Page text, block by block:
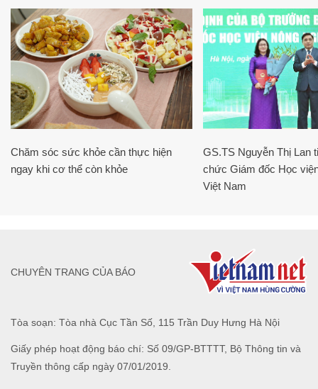
Chăm sóc sức khỏe cần thực hiện
ngay khi cơ thể còn khỏe
GS.TS Nguyễn Thị Lan
chức Giám đốc Học
Việt Nam
Tòa soạn: Tòa nhà Cục Tần Số, 115 Trần Duy Hưng Hà Nội
Giấy phép hoạt động báo chí: Số 09/GP-BTTTT, Bộ Thông tin và
Truyền thông cấp ngày 07/01/2019.
CHUYÊN TRANG CỦA BÁO